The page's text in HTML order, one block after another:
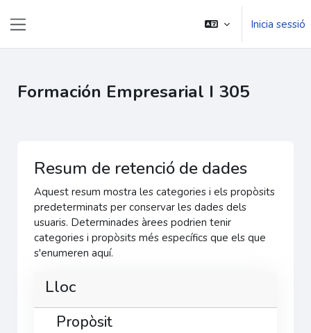
Inicia sessió
Formación Empresarial I 305
Resum de retenció de dades
Aquest resum mostra les categories i els propòsits
predeterminats per conservar les dades dels
usuaris. Determinades àrees podrien tenir
categories i propòsits més específics que els que
s'enumeren aquí.
Lloc
Propòsit